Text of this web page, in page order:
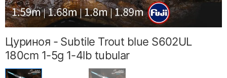
Цуриноя - Subtile Trout blue S602UL
180cm 1-5g 1-4lb tubular